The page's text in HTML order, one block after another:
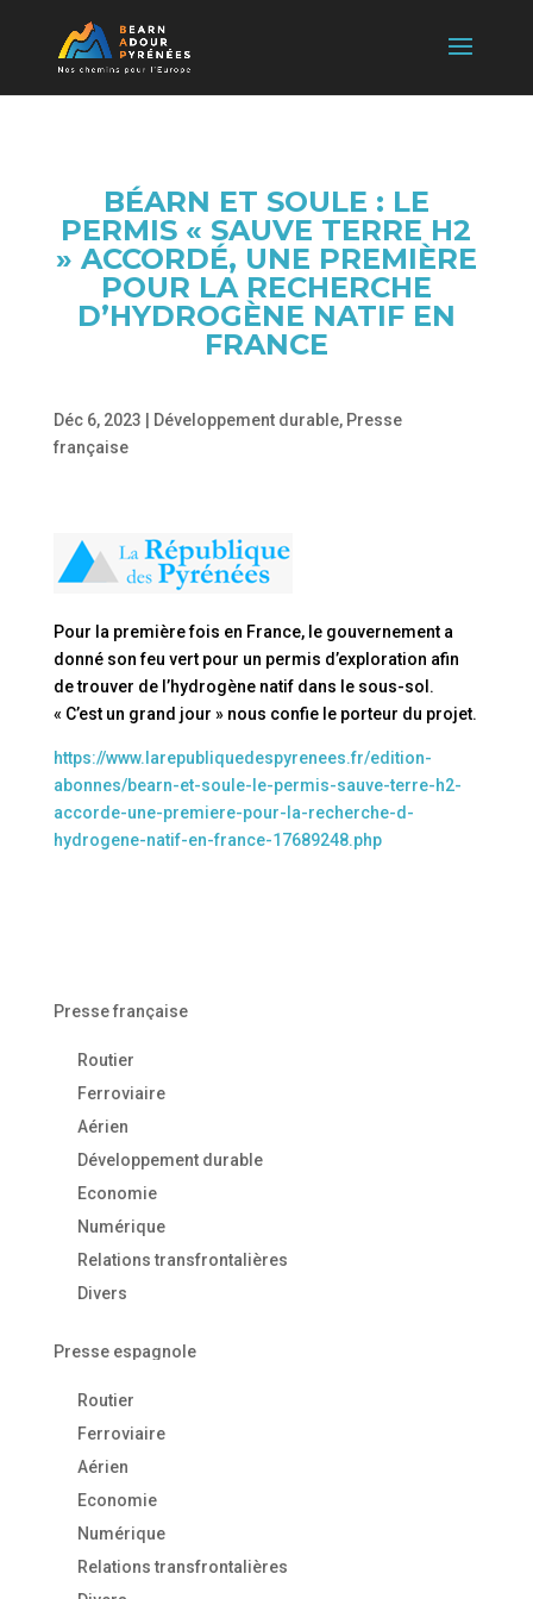
BÉARN ET SOULE : LE
PERMIS « SAUVE TERRE H2
» ACCORDÉ, UNE PREMIÈRE
POUR LA RECHERCHE
D’HYDROGÈNE NATIF EN
FRANCE
Déc 6, 2023 Développement durable, Presse
française
Pour la première fois en France, le gouvernement a
donné son feu vert pour un permis d’exploration afin
de trouver de l’hydrogène natif dans le sous-sol.
« C’est un grand jour » nous confie le porteur du projet.
https://www.larepubliquedespyrenees.fr/edition-
abonnes/bearn-et-soule-le-permis-sauve-terre-h2-
accorde-une-premiere-pour-la-recherche-d-
hydrogene-natif-en-france-17689248.php
Presse française
Routier
Ferroviaire
Aérien
Développement durable
Economie
Numérique
Relations transfrontalières
Divers
Presse espagnole
Routier
Ferroviaire
Aérien
Economie
Numérique
Relations transfrontalières